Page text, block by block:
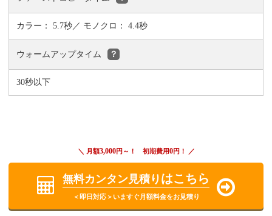
カラー： 5.7秒／ モノクロ： 4.4秒
ウォームアップタイム ？
30秒以下
＼ 月額3,000円～！ 初期費用0円！ ／
無料カンタン見積り はこちら
＜即日対応＞いますぐ月額料金をお見積り